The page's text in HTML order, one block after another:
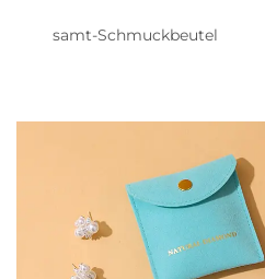
samt-Schmuckbeutel